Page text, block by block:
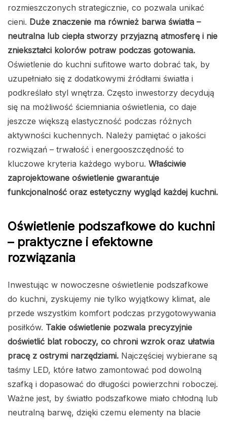
rozmieszczonych strategicznie, co pozwala unikać
cieni. Duże znaczenie ma również barwa światła –
neutralna lub ciepła stworzy przyjazną atmosferę i nie
zniekształci kolorów potraw podczas gotowania.
Oświetlenie do kuchni sufitowe warto dobrać tak, by
uzupełniało się z dodatkowymi źródłami światła i
podkreślało styl wnętrza. Często inwestorzy decydują
się na możliwość ściemniania oświetlenia, co daje
jeszcze większą elastyczność podczas różnych
aktywności kuchennych. Należy pamiętać o jakości
rozwiązań – trwałość i energooszczędność to
kluczowe kryteria każdego wyboru. Właściwie
zaprojektowane oświetlenie gwarantuje
funkcjonalność oraz estetyczny wygląd każdej kuchni.
Oświetlenie podszafkowe do kuchni
– praktyczne i efektowne
rozwiązania
Inwestując w nowoczesne oświetlenie podszafkowe
do kuchni, zyskujemy nie tylko wyjątkowy klimat, ale
przede wszystkim komfort podczas przygotowywania
posiłków. Takie oświetlenie pozwala precyzyjnie
doświetlić blat roboczy, co chroni wzrok oraz ułatwia
pracę z ostrymi narzędziami. Najczęściej wybierane są
taśmy LED, które łatwo zamontować pod dowolną
szafką i dopasować do długości powierzchni roboczej.
Ważne jest, by światło podszafkowe miało chłodną lub
neutralną barwę, dzięki czemu elementy na blacie